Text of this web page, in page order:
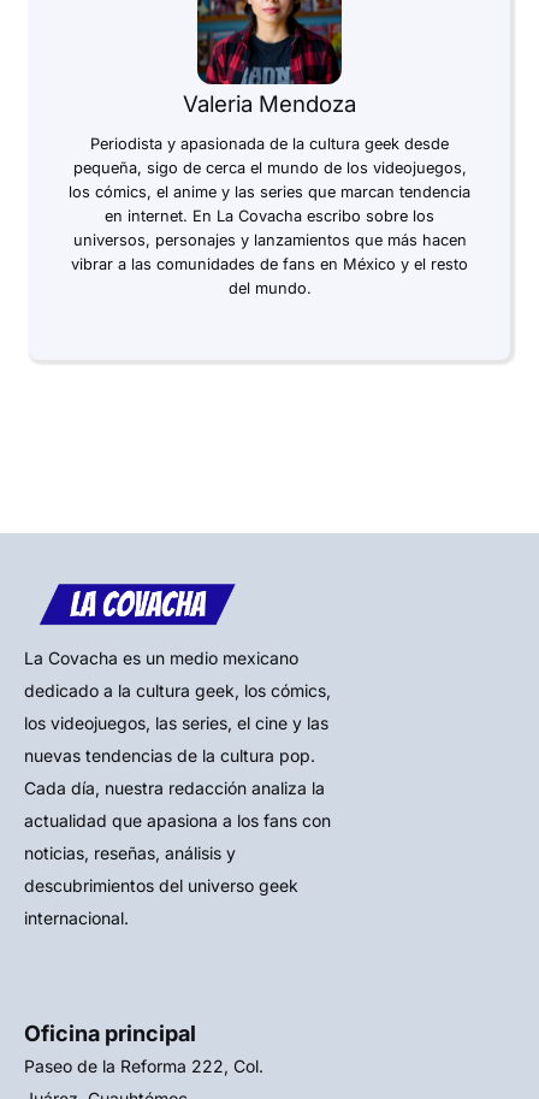
Valeria Mendoza
Periodista y apasionada de la cultura geek desde
pequeña, sigo de cerca el mundo de los videojuegos,
los cómics, el anime y las series que marcan tendencia
en internet. En La Covacha escribo sobre los
universos, personajes y lanzamientos que más hacen
vibrar a las comunidades de fans en México y el resto
del mundo.
La Covacha es un medio mexicano
dedicado a la cultura geek, los cómics,
los videojuegos, las series, el cine y las
nuevas tendencias de la cultura pop.
Cada día, nuestra redacción analiza la
actualidad que apasiona a los fans con
noticias, reseñas, análisis y
descubrimientos del universo geek
internacional.
Oficina principal
Paseo de la Reforma 222, Col.